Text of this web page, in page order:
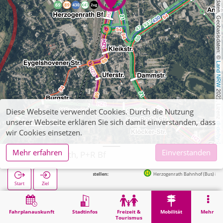
, Kartendaten, Geobasisdaten: ©
Land NRW
2021, Lizenz
dl-de/by-2-0
Fahrplanauskunft Stadtinfos
Freizeit &
Tourismus
Mobilität Mehr
Herzogenrath, P+R Bf
Start Ziel
Herzogenrath Bahnhof (Bus) in 134m
Mobilität Herzogenrath, P+R Bf
Diese Webseite verwendet Cookies. Durch die Nutzung
unserer Webseite erklären Sie sich damit einverstanden, dass
wir Cookies einsetzen.
Mehr erfahren
Einverstanden